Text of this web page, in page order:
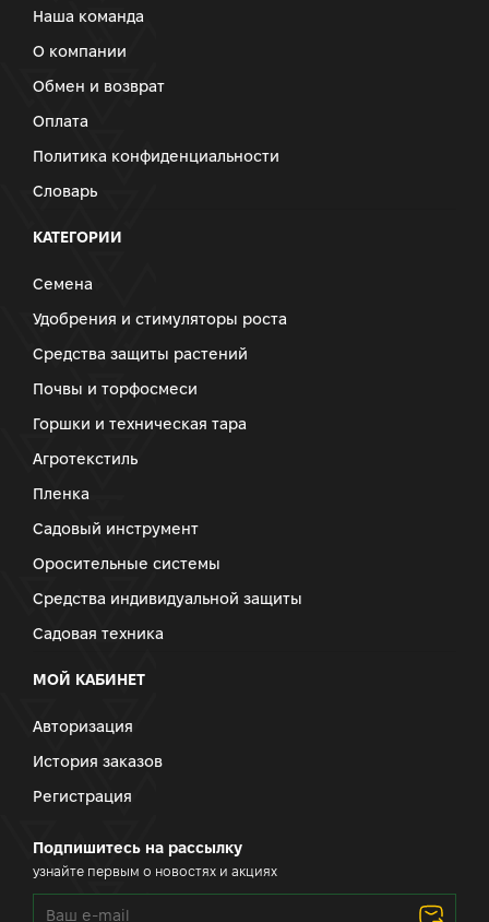
Наша команда
О компании
Обмен и возврат
Оплата
Политика конфиденциальности
Словарь
КАТЕГОРИИ
Семена
Удобрения и стимуляторы роста
Средства защиты растений
Почвы и торфосмеси
Горшки и техническая тара
Агротекстиль
Пленка
Садовый инструмент
Оросительные системы
Средства индивидуальной защиты
Садовая техника
МОЙ КАБИНЕТ
Авторизация
История заказов
Регистрация
Подпишитесь на рассылку
узнайте первым о новостях и акциях